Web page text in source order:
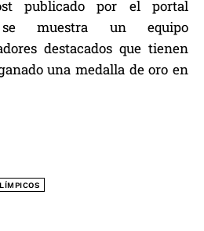
publicado por el portal
muestra un equipo
destacados que tienen
una medalla de oro en